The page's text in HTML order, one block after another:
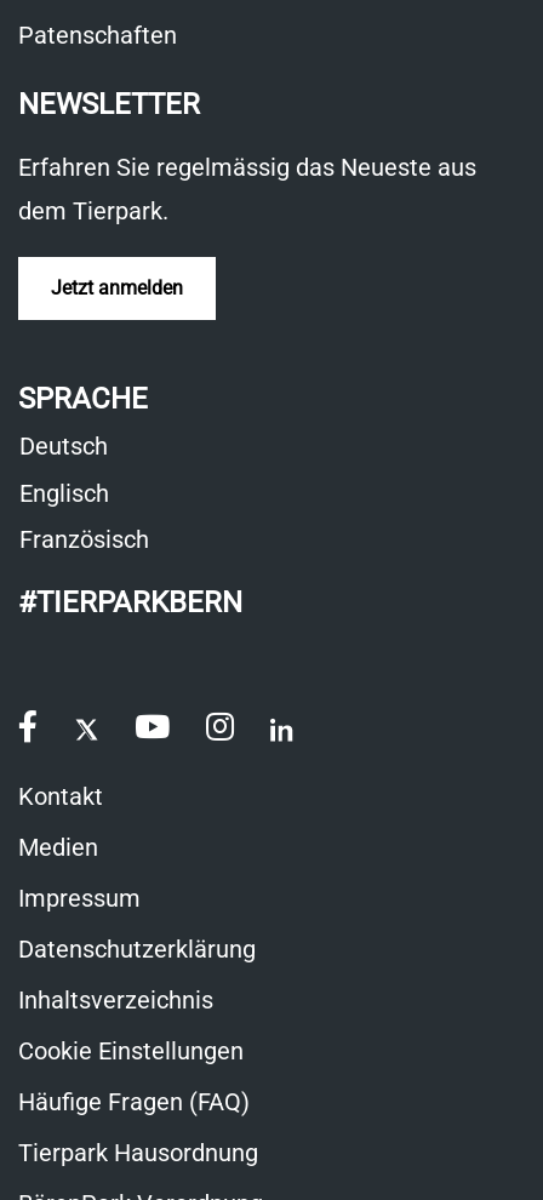
öffnet
neuem
Fenster
Patenschaften
NEWSLETTER
Erfahren Sie regelmässig das Neueste aus
dem Tierpark.
Jetzt anmelden
SPRACHE
Deutsch
Englisch
Französisch
#TIERPARKBERN
Kontakt
Medien
Impressum
Datenschutzerklärung
Inhaltsverzeichnis
Cookie Einstellungen
Häufige Fragen (FAQ)
Tierpark Hausordnung